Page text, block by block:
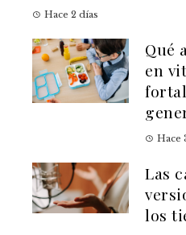
Hace 2 días
Qué
en
Hace
Las
los